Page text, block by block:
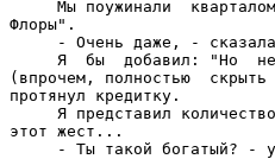
Мы поужинали
Флоры".
- Очень даже, -
Я  бы  добавил: "Но
(впрочем, полностью
протянул кредитку.
Я представил
этот жест...
- Ты такой богатый? -